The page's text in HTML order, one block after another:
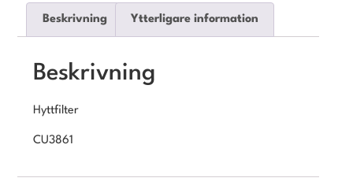
Beskrivning Ytterligare information
Beskrivning
Hyttfilter
CU3861